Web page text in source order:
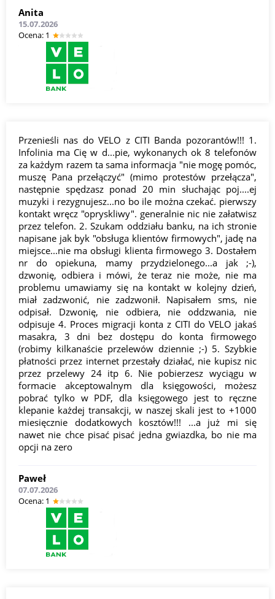
Anita
15.07.2026
Оcena: 1
Przenieśli nas do VELO z CITI Banda pozorantów!!! 1.
Infolinia ma Cię w d...pie, wykonanych ok 8 telefonów
za każdym razem ta sama informacja "nie mogę pomóc,
muszę Pana przełączyć" (mimo protestów przełącza",
następnie spędzasz ponad 20 min słuchając poj....ej
muzyki i rezygnujesz...no bo ile można czekać. pierwszy
kontakt wręcz "opryskliwy". generalnie nic nie załatwisz
przez telefon. 2. Szukam oddziału banku, na ich stronie
napisane jak byk "obsługa klientów firmowych", jadę na
miejsce...nie ma obsługi klienta firmowego 3. Dostałem
nr do opiekuna, mamy przydzielonego...a jak ;-),
dzwonię, odbiera i mówi, że teraz nie może, nie ma
problemu umawiamy się na kontakt w kolejny dzień,
miał zadzwonić, nie zadzwonił. Napisałem sms, nie
odpisał. Dzwonię, nie odbiera, nie oddzwania, nie
odpisuje 4. Proces migracji konta z CITI do VELO jakaś
masakra, 3 dni bez dostępu do konta firmowego
(robimy kilkanaście przelewów dziennie ;-) 5. Szybkie
płatności przez internet przestały działać, nie kupisz nic
przez przelewy 24 itp 6. Nie pobierzesz wyciągu w
formacie akceptowalnym dla księgowości, możesz
pobrać tylko w PDF, dla księgowego jest to ręczne
klepanie każdej transakcji, w naszej skali jest to +1000
miesięcznie dodatkowych kosztów!!! ...a już mi się
nawet nie chce pisać pisać jedna gwiazdka, bo nie ma
opcji na zero
Paweł
07.07.2026
Оcena: 1